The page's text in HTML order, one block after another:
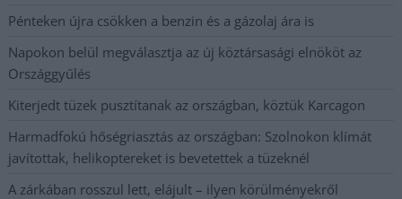
Pénteken újra csökken a benzin és a gázolaj ára is
Napokon belül megválasztja az új köztársasági elnököt az
Országgyűlés
Kiterjedt tüzek pusztítanak az országban, köztük Karcagon
Harmadfokú hőségriasztás az országban: Szolnokon klímát
javítottak, helikoptereket is bevetettek a tüzeknél
A zárkában rosszul lett, elájult – ilyen körülményekről